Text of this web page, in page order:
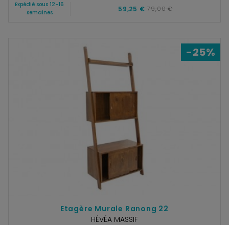
Expédié sous 12-16
semaines
59,25 € 79,00 €
-25%
Etagère Murale Ranong 22
HÉVÉA MASSIF